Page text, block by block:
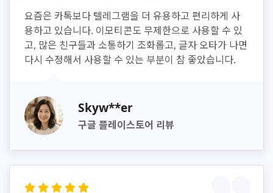
요즘은 카톡보다 텔레그램을 더 유용하고 편리하게 사
용하고 있습니다. 이모티콘도 무제한으로 사용할 수 있
고, 많은 친구들과 소통하기 조화롭고, 글자 오타가 나면
다시 수정해서 사용할 수 있는 부분이 참 좋았습니다.
Skyw**er
구글 플레이스토어 리뷰